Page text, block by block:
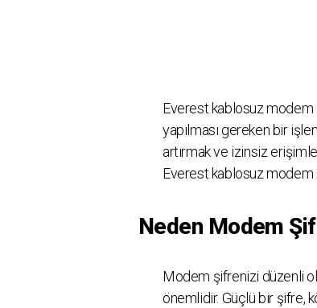
Everest kablosuz modem
yapılması gereken bir
artırmak ve izinsiz
Everest kablosuz modem
Neden Modem
Modem şifrenizi düzenli
önemlidir. Güçlü bir şifre,